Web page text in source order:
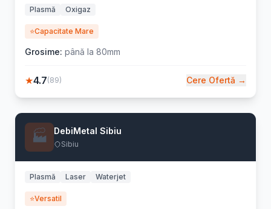
Plasmă Oxigaz
⭐Capacitate Mare
Grosime: până la 80mm
★4.7(89) Cere Ofertă →
🏭 DebiMetal Sibiu
Sibiu
Plasmă Laser Waterjet
⭐Versatil